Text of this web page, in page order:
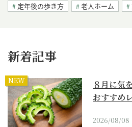
定年後の歩き方
老人ホーム
新着記事
NEW
８月に気
おすすめ
2026/08/08